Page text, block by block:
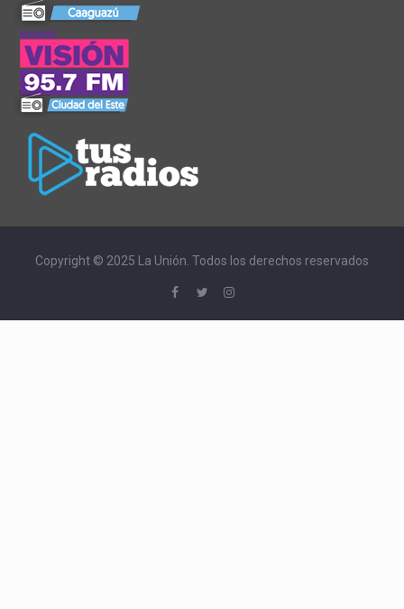
Copyright © 2025 La Unión. Todos los derechos reservados